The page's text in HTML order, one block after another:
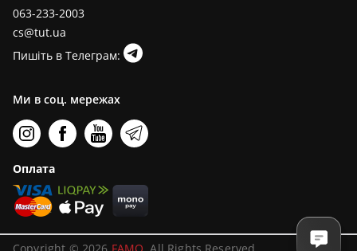
063-233-2003
cs@tut.ua
Пишіть в Телеграм:
Ми в соц. мережах
Оплата
Copyright © 2026 FAMO . All Rights Reserved